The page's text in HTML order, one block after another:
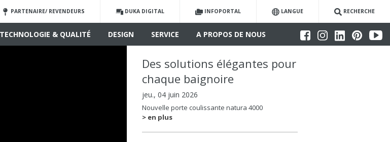
PARTENAIRE/ REVENDEURS DUKA DIGITAL INFOPORTAL LANGUE RECHERCHE
TECHNOLOGIE & QUALITÉ DESIGN SERVICE A PROPOS DE NOUS
Des solutions élégantes pour
chaque baignoire
jeu., 04 juin 2026
Nouvelle porte coulissante natura 4000
> en plus